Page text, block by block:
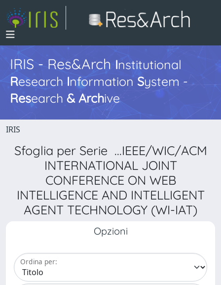
IRIS - Res&ArchInstitutional
Research InformationSystem -
Research & Archive
IRIS
Sfoglia per Serie ...IEEE/WIC/ACM
INTERNATIONAL JOINT
CONFERENCE ON WEB
INTELLIGENCE AND INTELLIGENT
AGENT TECHNOLOGY (WI-IAT)
Opzioni
Ordina per: